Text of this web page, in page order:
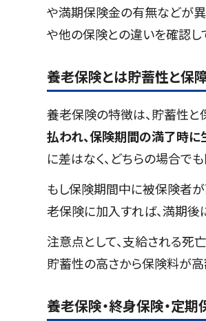
や満期保険金の有無などが異
や他の保険との違いを確認し
養老保険とは貯蓄性と保
養老保険の特徴は、貯蓄性と
払われ、保険期間の満了時
に差はなく、どちらの場合で
もし保険期間中に被保険者
老保険に加入すれば、満期後
注意点として、支給される死
貯蓄性の高さから保険料が高
養老保険・終身保険・定